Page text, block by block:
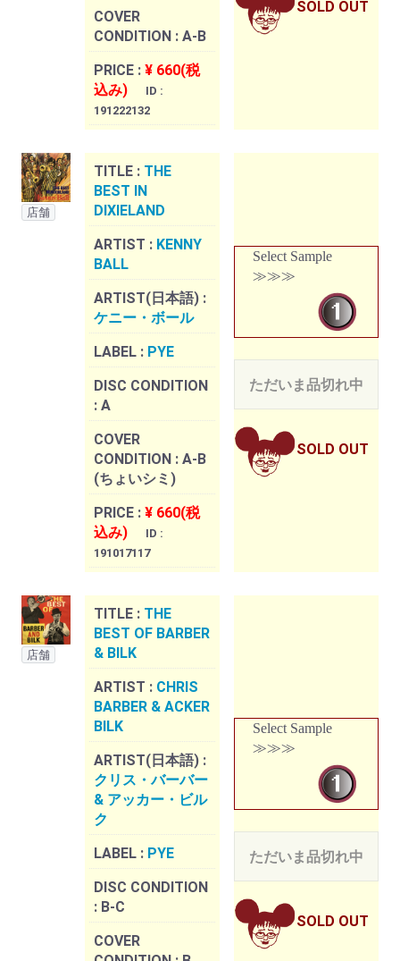
COVER
CONDITION : A-B
PRICE : ¥ 660(税
込み)
ID :
191222132
SOLD OUT
店舗
TITLE : THE
BEST IN
DIXIELAND
ARTIST : KENNY
BALL
ARTIST(日本語) :
ケニー・ボール
LABEL : PYE
DISC CONDITION
: A
COVER
CONDITION : A-B
(ちょいシミ)
PRICE : ¥ 660(税
込み)
ID :
191017117
Select Sample
≫≫≫
ただいま品切れ中
SOLD OUT
店舗
TITLE : THE
BEST OF BARBER
& BILK
ARTIST : CHRIS
BARBER & ACKER
BILK
ARTIST(日本語) :
クリス・バーバー
& アッカー・ビル
ク
LABEL : PYE
DISC CONDITION
: B-C
COVER
Select Sample
≫≫≫
ただいま品切れ中
SOLD OUT